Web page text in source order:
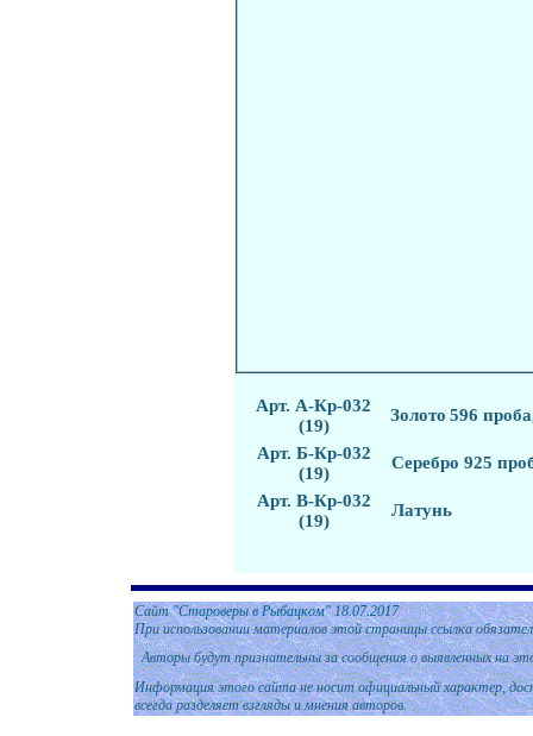
Арт. А-Кр-032
(19)
Золото 596
Арт. Б-Кр-032
(19)
Серебро 925
Арт. В-Кр-032
(19)
Латунь
Сайт"Староверы в Рыбацком" 18.07.2017
При использовании материалов этой страницы ссылка
Авторы будут признательны за сообщения о выявленных на
Информация этого сайта не носит официальный характер,
всегда разделяет взгляды и мнения авторов.